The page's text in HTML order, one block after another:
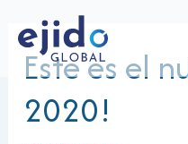
contenido
Este es el
2020!